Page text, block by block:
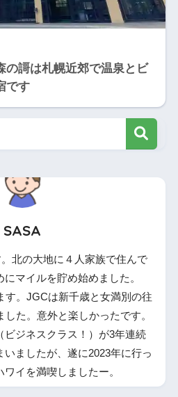
の謌は札幌近郊で温泉とビ
です
SASA
北の大地に４人家族で住んで
マイルを貯め始めました。
す。JGCは新千歳と女満別の往
た。意外と楽しかったです。
ビジネスクラス！）が3年連続
ましたが、遂に2023年に行っ
イを満喫しましたー。